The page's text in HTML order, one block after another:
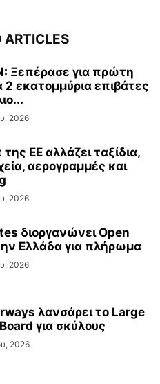
ARTICLES
Ξεπέρασε για πρώτη
2 εκατομμύρια επιβάτες
2026
ΕΕ αλλάζει ταξίδια,
αερογραμμές και
2026
διοργανώνει Open
Ελλάδα για πλήρωμα
2026
λανσάρει το Large
για σκύλους
2026